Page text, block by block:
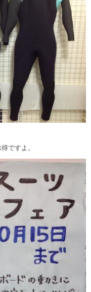
ですよ。